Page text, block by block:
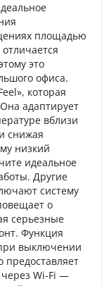
площадью
это
офиса.
которая
адаптирует
вблизи
снижая
низкий
идеальное
Другие
систему
о
серьезные
Функция
выключении
предоставляет
через Wi-Fi —